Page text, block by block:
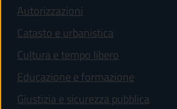
Autorizzazioni
Catasto e urbanistica
Cultura e tempo libero
Educazione e formazione
Giustizia e sicurezza pubblica